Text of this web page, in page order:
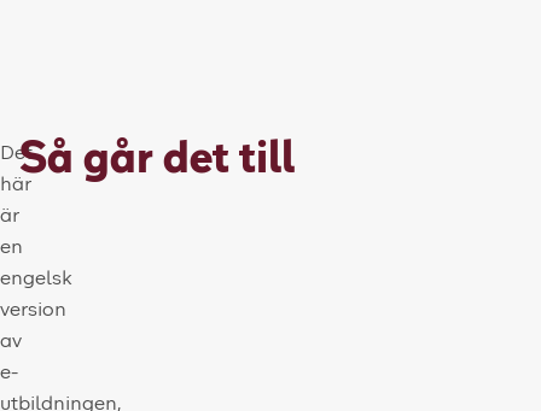
Det
här
är
en
engelsk
version
av
e-
utbildningen,
Så går det till